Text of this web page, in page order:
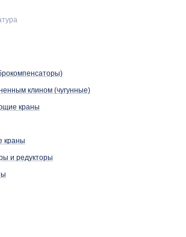
Danfoss (АРХИВ)
клином (чугунные)
краны
краны
и редукторы